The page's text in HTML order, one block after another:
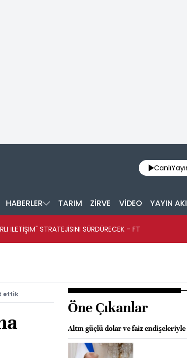
Canlı
HABERLER TARIM ZİRVE VİDEO YAYIN
İLETİŞİM" STRATEJİSİNİ SÜRDÜRECEK - FT
ettik
Öne Çıkanlar
Altın güçlü dolar ve faiz